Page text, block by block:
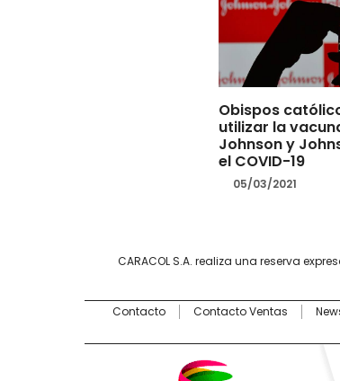
Obispos
utilizar la
Johnson y
el COVID-19
05/03/2021
CARACOL S.A. realiza una reserva
Contacto Contacto Ventas